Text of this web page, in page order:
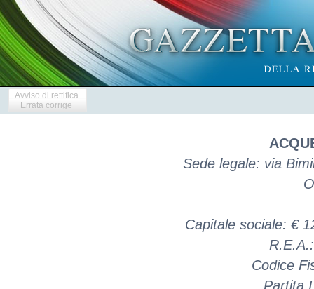
Avviso di rettifica
Errata corrige
Sede legale: via
Capitale sociale: €
Codice
Partita